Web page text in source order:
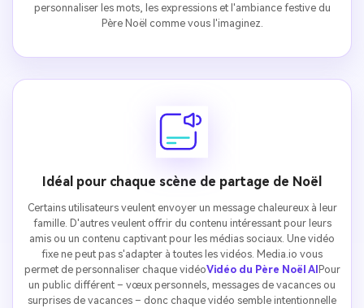
personnaliser les mots, les expressions et l'ambiance festive du
Père Noël comme vous l'imaginez.
Idéal pour chaque scène de partage de Noël
Certains utilisateurs veulent envoyer un message chaleureux à leur
famille. D'autres veulent offrir du contenu intéressant pour leurs
amis ou un contenu captivant pour les médias sociaux. Une vidéo
fixe ne peut pas s'adapter à toutes les vidéos. Media.io vous
permet de personnaliser chaque vidéoVidéo du Père Noël AI Pour
un public différent – vœux personnels, messages de vacances ou
surprises de vacances – donc chaque vidéo semble intentionnelle